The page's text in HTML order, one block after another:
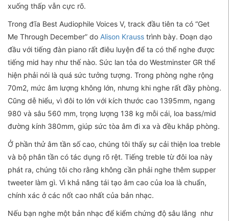
xuống thấp vẫn cực rõ.
Trong đĩa Best Audiophile Voices V, track đầu tiên ta có “Get
Me Through December” do Alison Krauss trình bày. Đoạn dạo
đầu với tiếng đàn piano rất điêu luyện để ta có thể nghe được
tiếng mid hay như thế nào. Sức lan tỏa do Westminster GR thể
hiện phải nói là quá sức tưởng tượng. Trong phòng nghe rộng
70m2, mức âm lượng không lớn, nhưng khi nghe rất đầy phòng.
Cũng dễ hiểu, vì đôi to lớn với kích thước cao 1395mm, ngang
980 và sâu 560 mm, trọng lượng 138 kg mỗi cái, loa bass/mid
đường kính 380mm, giúp sức tòa âm đi xa và đều khắp phòng.
Ở phần thử âm tần số cao, chúng tôi thấy sự cải thiện loa treble
và bộ phân tần có tác dụng rõ rệt. Tiếng treble từ đôi loa này
phát ra, chúng tôi cho rằng không cần phải nghe thêm supper
tweeter làm gì. Vì khả năng tái tạo âm cao của loa là chuẩn,
chính xác ở các nốt cao nhất của bản nhạc.
Nếu bạn nghe một bản nhạc để kiểm chứng độ sâu lắng như